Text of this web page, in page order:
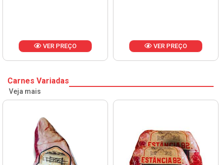
VER PREÇO VER PREÇO
Carnes Variadas
Veja mais